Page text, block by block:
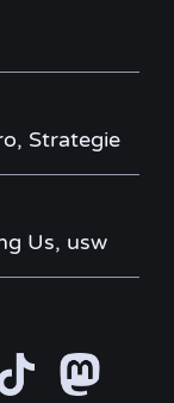
Strategie
Us, usw